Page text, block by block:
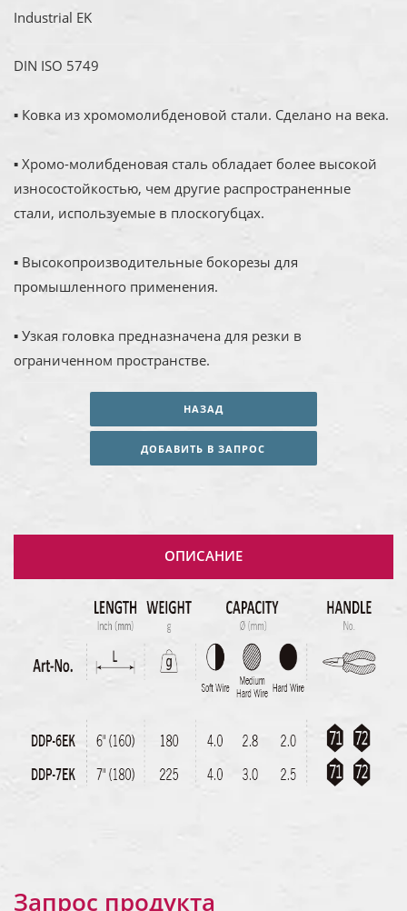
Industrial EK
DIN ISO 5749
▪ Ковка из хромомолибденовой стали. Сделано на века.
▪ Хромо-молибденовая сталь обладает более высокой
износостойкостью, чем другие распространенные
стали, используемые в плоскогубцах.
▪ Высокопроизводительные бокорезы для
промышленного применения.
▪ Узкая головка предназначена для резки в
ограниченном пространстве.
НАЗАД
ДОБАВИТЬ В ЗАПРОС
ОПИСАНИЕ
Запрос продукта